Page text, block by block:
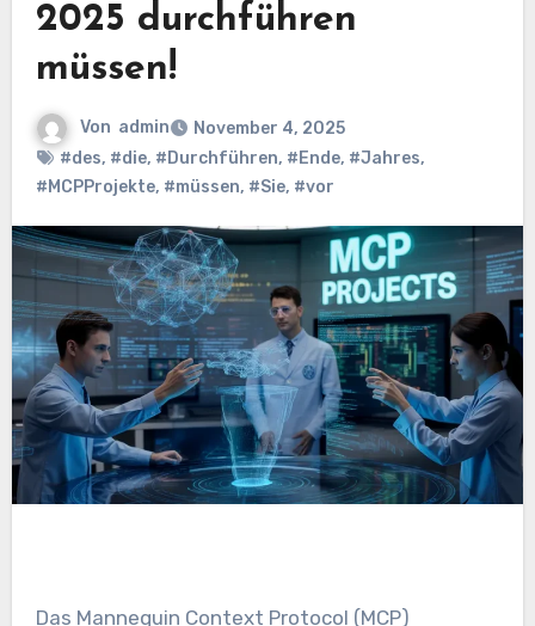
2025 durchführen
müssen!
Von admin
November 4, 2025
#des, #die, #Durchführen, #Ende, #Jahres,
#MCPProjekte, #müssen, #Sie, #vor
Das Mannequin Context Protocol (MCP)